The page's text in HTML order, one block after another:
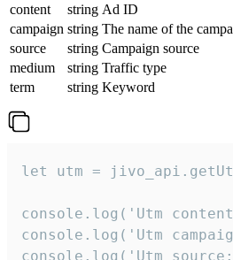
content
string Ad ID
campaign string The name of the
source
string Campaign source
medium
string Traffic type
term
string Keyword
let utm =
console.log('Utm
console.log('Utm
console.log('Utm